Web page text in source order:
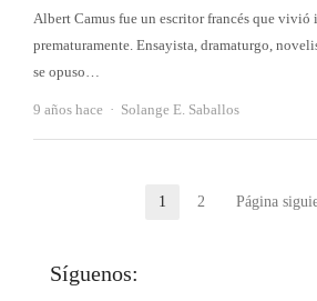
Albert Camus fue un escritor francés que vivió
prematuramente. Ensayista, dramaturgo,
se opuso…
9 años hace Autor
Solange E. Saballos
entradas
Página
1 Página
2 Página
Síguenos: